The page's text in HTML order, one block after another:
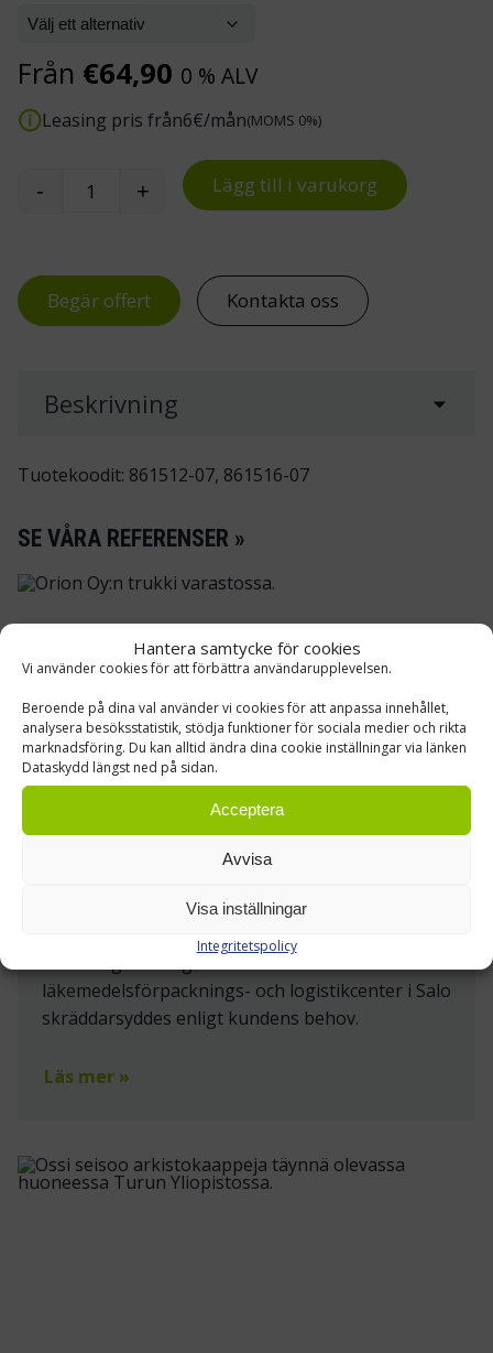
Hantera samtycke för cookies
Vi använder cookies för att förbättra användarupplevelsen.
Beroende på dina val använder vi cookies för att anpassa innehållet,
analysera besöksstatistik, stödja funktioner för sociala medier och rikta
marknadsföring. Du kan alltid ändra dina cookie inställningar via länken
Dataskydd längst ned på sidan.
Acceptera
Avvisa
Visa inställningar
Integritetspolicy
Från €64,90 0 % ALV
Leasing pris från6€/mån(MOMS 0%)
Perforerad ryggplåt M750/M900 Treston mängd
- + Lägg till i varukorg
Begär offert Kontakta oss
Beskrivning
Tuotekoodit: 861512-07, 861516-07
SE VÅRA REFERENSER »
Truck-, lagerautomations- och
läkemedelsförpacknings- och logistikcenter i Salo
skräddarsyddes enligt kundens behov.
Läs mer »